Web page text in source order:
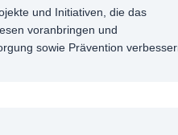
und Initiativen, die das
voranbringen und
sowie Prävention